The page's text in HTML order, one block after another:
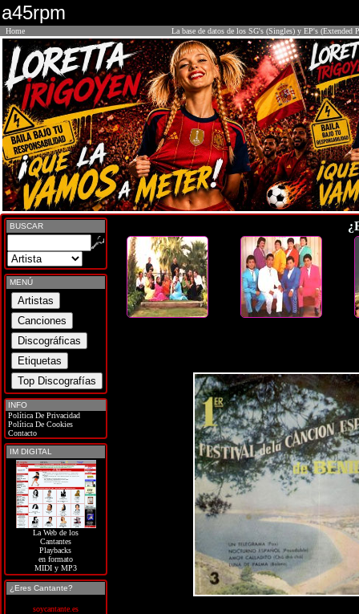
a45rpm
Home La base de datos de los SG's (Singles) y EP's (Extended
BUSCAR
MENÚ
INFO
Política De Privacidad
Política De Cookies
Contacto
IM DIGITAL
La Web de los
Cantantes
Playbacks
en formato
MIDI y MP3
¿Eres Cantante?
soycantante.es